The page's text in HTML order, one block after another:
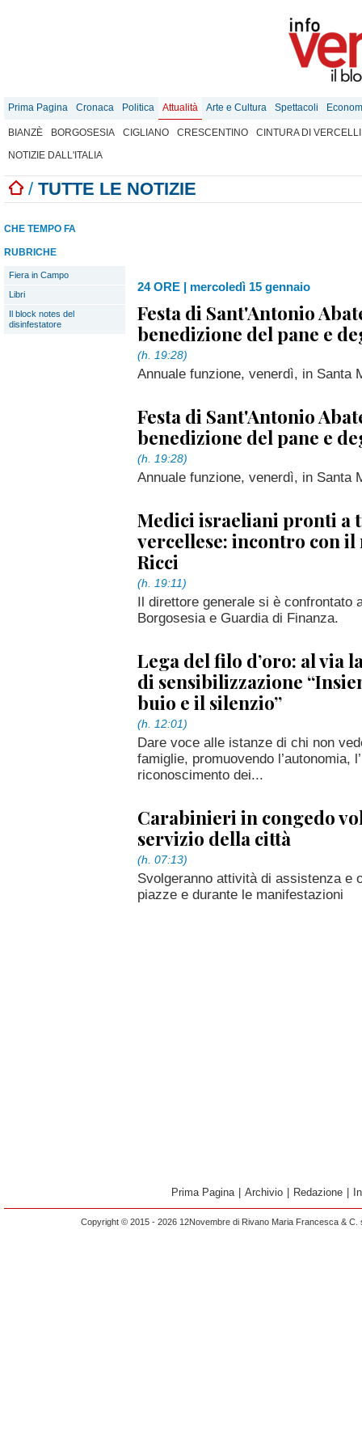
Prima Pagina Cronaca Politica Attualità Arte e Cultura Spettacoli
BIANZÈ BORGOSESIA CIGLIANO CRESCENTINO
CINTURA DI VERCELLI
NOTIZIE DALL'ITALIA
/ TUTTE LE NOTIZIE
CHE TEMPO FA
RUBRICHE
Fiera in Campo
Libri
Il block notes del
disinfestatore
24 ORE | mercoledì 15 gennaio
Festa di Sant'Antonio
benedizione del pane e
(h. 19:28)
Annuale funzione, venerdì, in Santa
Festa di Sant'Antonio
benedizione del pane e
(h. 19:28)
Annuale funzione, venerdì, in Santa
Medici israeliani pronti a
vercellese: incontro con il
Ricci
(h. 19:11)
Il direttore generale si è confrontato
Borgosesia e Guardia di Finanza.
Lega del filo d’oro: al via
di sensibilizzazione
buio e il silenzio”
(h. 12:01)
Dare voce alle istanze di chi non
famiglie, promuovendo l’autonomia,
riconoscimento dei...
Carabinieri in congedo
servizio della città
(h. 07:13)
Svolgeranno attività di assistenza e
piazze e durante le manifestazioni
Prima Pagina Archivio Redazione
Copyright © 2015 - 2026 12Novembre di Rivano Maria Francesca &